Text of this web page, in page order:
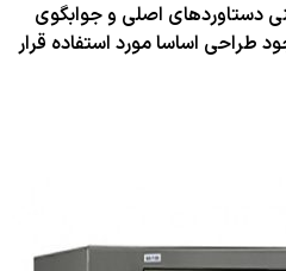
دستاوردهای اصلی و جوابگوی
طراحی اساسا مورد استفاده قرار